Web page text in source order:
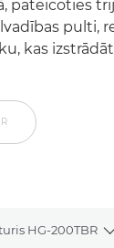
pateicoties
pulti,
kas
HG-200TBR